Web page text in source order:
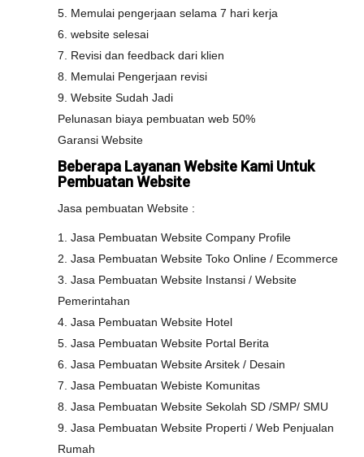
5. Memulai pengerjaan selama 7 hari kerja
6. website selesai
7. Revisi dan feedback dari klien
8. Memulai Pengerjaan revisi
9. Website Sudah Jadi
Pelunasan biaya pembuatan web 50%
Garansi Website
Beberapa Layanan Website Kami Untuk
Pembuatan Website
Jasa pembuatan Website :
1. Jasa Pembuatan Website Company Profile
2. Jasa Pembuatan Website Toko Online / Ecommerce
3. Jasa Pembuatan Website Instansi / Website
Pemerintahan
4. Jasa Pembuatan Website Hotel
5. Jasa Pembuatan Website Portal Berita
6. Jasa Pembuatan Website Arsitek / Desain
7. Jasa Pembuatan Webiste Komunitas
8. Jasa Pembuatan Website Sekolah SD /SMP/ SMU
9. Jasa Pembuatan Website Properti / Web Penjualan
Rumah